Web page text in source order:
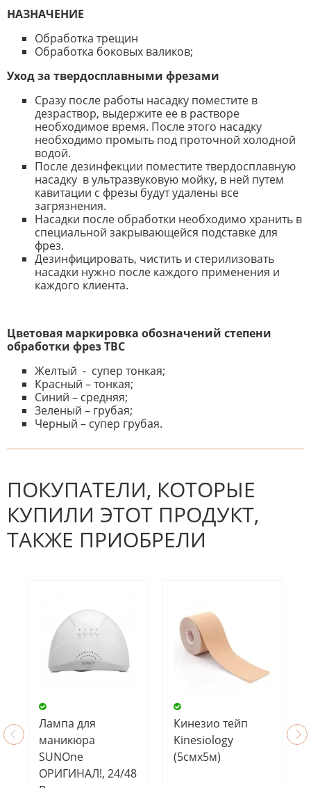
НАЗНАЧЕНИЕ
Обработка трещин
Обработка боковых валиков;
Уход за твердосплавными фрезами
Сразу после работы насадку поместите в
дезраствор, выдержите ее в растворе
необходимое время. После этого насадку
необходимо промыть под проточной холодной
водой.
После дезинфекции поместите твердосплавную
насадку в ультразвуковую мойку, в ней путем
кавитации с фрезы будут удалены все
загрязнения.
Насадки после обработки необходимо хранить в
специальной закрывающейся подставке для
фрез.
Дезинфицировать, чистить и стерилизовать
насадки нужно после каждого применения и
каждого клиента.
Цветовая маркировка обозначений степени
обработки фрез ТВС
Желтый - супер тонкая;
Красный – тонкая;
Синий – средняя;
Зеленый – грубая;
Черный – супер грубая.
К настоящему времени нет
отзыв.
ПОКУПАТЕЛИ, КОТОРЫЕ
КУПИЛИ ЭТОТ ПРОДУКТ,
ТАКЖЕ ПРИОБРЕЛИ
Лампа для
маникюра
SUNOne
ОРИГИНАЛ!, 24/48
Кинезио тейп
Kinesiology
(5смх5м)